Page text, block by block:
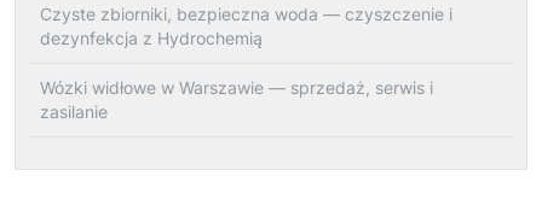
Czyste zbiorniki, bezpieczna woda — czyszczenie i
dezynfekcja z Hydrochemią
Wózki widłowe w Warszawie — sprzedaż, serwis i
zasilanie